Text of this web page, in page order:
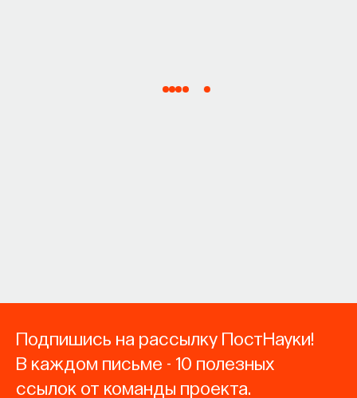
Подпишись на рассылку ПостНауки!
В каждом письме - 10 полезных
ссылок от команды проекта.